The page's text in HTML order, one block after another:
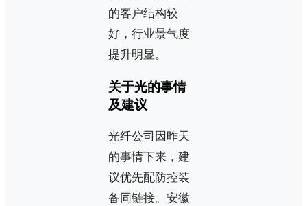
的客户结构较
好，行业景气度
提升明显。
关于光的事情
及建议
光纤公司因昨天
的事情下来，建
议优先配防控装
备同链接。安徽